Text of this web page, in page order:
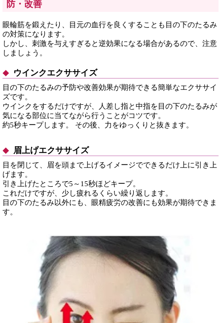
防・改善
眼輪筋を鍛えたり、目元の血行を良くすることも目の下のたるみ
の対策になります。
しかし、刺激を与えすぎると逆効果になる場合があるので、注意
しましょう。
ウインクエクササイズ
目の下のたるみの予防や改善効果が期待できる簡単なエクササイ
ズです。
ウインクをするだけですが、人差し指と中指を目の下のたるみが
気になる部位に当てながら行うことがコツです。
約5秒キープします。 その後、力をゆっくりと抜きます。
眉上げエクササイズ
目を閉じて、眉を頭まで上げるイメージでできるだけ上に引き上
げます。
引き上げたところで5～15秒ほどキープ。
これだけですが、少し疲れるくらい繰り返します。
目の下のたるみ以外にも、眼精疲労の改善にも効果が期待できま
す。